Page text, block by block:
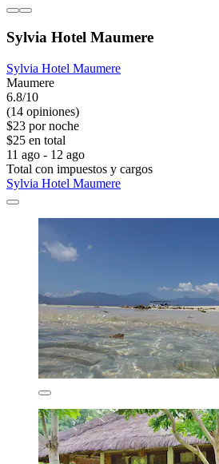
Sylvia Hotel Maumere
Sylvia Hotel Maumere
Maumere
6.8/10
(14 opiniones)
$23 por noche
$25 en total
11 ago - 12 ago
Total con impuestos y cargos
Sylvia Hotel Maumere